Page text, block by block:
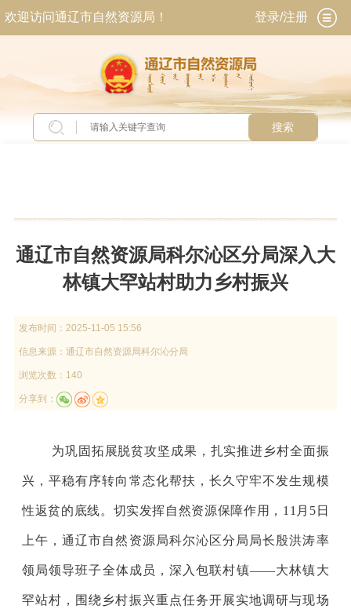
欢迎访问通辽市自然资源局！ 登录/注册
搜索
通辽市自然资源局科尔沁区分局深入大
林镇大罕站村助力乡村振兴
发布时间： 2025-11-05 15:56
信息来源： 通辽市自然资源局科尔沁分局
浏览次数：140
分享到：
为巩固拓展脱贫攻坚成果， 扎实推进乡村全面振
兴，平稳有序转向常态化帮扶，长久守牢不发生规模
性返贫的底线。切实发挥自然资源保障作用，11月5日
上午 ，通辽市自然资源局科尔沁区分局局长殷洪涛率
领 局领导班子全体成员，深入包联村镇——大林镇大
罕站村，围绕乡村振兴重点任务开展实地调研与现场